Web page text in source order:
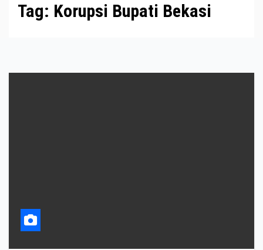
Tag: Korupsi Bupati Bekasi